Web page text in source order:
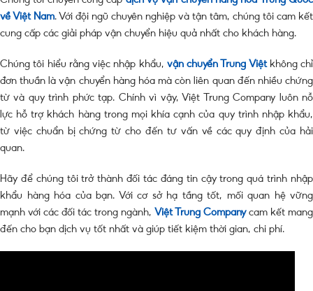
về Việt Nam. Với đội ngũ chuyên nghiệp và tận tâm, chúng tôi cam kết
cung cấp các giải pháp vận chuyển hiệu quả nhất cho khách hàng.
Chúng tôi hiểu rằng việc nhập khẩu, vận chuyển Trung Việtkhông chỉ
đơn thuần là vận chuyển hàng hóa mà còn liên quan đến nhiều chứng
từ và quy trình phức tạp. Chính vì vậy, Việt Trung Company luôn nỗ
lực hỗ trợ khách hàng trong mọi khía cạnh của quy trình nhập khẩu,
từ việc chuẩn bị chứng từ cho đến tư vấn về các quy định của hải
quan.
Hãy để chúng tôi trở thành đối tác đáng tin cậy trong quá trình nhập
khẩu hàng hóa của bạn. Với cơ sở hạ tầng tốt, mối quan hệ vững
mạnh với các đối tác trong ngành, Việt Trung Companycam kết mang
đến cho bạn dịch vụ tốt nhất và giúp tiết kiệm thời gian, chi phí.